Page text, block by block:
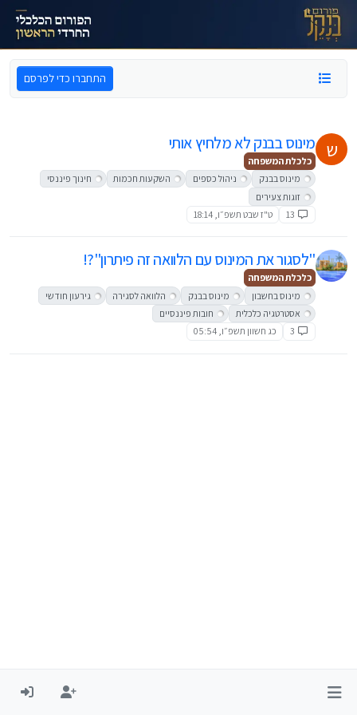
דילוג לתוכן
התחברו כדי לפרסם
ש מינוס בבנק לא מלחיץ אותי
כלכלת המשפחה
מינוס בבנק
ניהול כספים השקעות חכמות
חינוך פיננסי
זוגות צעירים
13
ט"ז שבט תשפ״ו, 18:14
"לסגור את המינוס עם הלוואה זה פיתרון"?!
כלכלת המשפחה
מינוס בחשבון
מינוס בבנק הלוואה לסגירה
גירעון חודשי
אסטרטגיה כלכלית
חובות פיננסיים
3
כג חשוון תשפ״ו, 05:54